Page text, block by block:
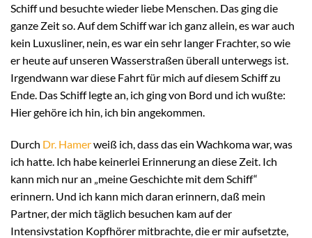
Schiff und besuchte wieder liebe Menschen. Das ging die
ganze Zeit so. Auf dem Schiff war ich ganz allein, es war auch
kein Luxusliner, nein, es war ein sehr langer Frachter, so wie
er heute auf unseren Wasserstraßen überall unterwegs ist.
Irgendwann war diese Fahrt für mich auf diesem Schiff zu
Ende. Das Schiff legte an, ich ging von Bord und ich wußte:
Hier gehöre ich hin, ich bin angekommen.
Durch Dr. Hamerweiß ich, dass das ein Wachkoma war, was
ich hatte. Ich habe keinerlei Erinnerung an diese Zeit. Ich
kann mich nur an „meine Geschichte mit dem Schiff“
erinnern. Und ich kann mich daran erinnern, daß mein
Partner, der mich täglich besuchen kam auf der
Intensivstation Kopfhörer mitbrachte, die er mir aufsetzte,